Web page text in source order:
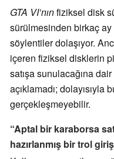
GTA VI’nınfiziksel disk
sürülmesinden birkaç ay
söylentiler dolaşıyor.
içeren fiziksel disklerin
satışa sunulacağına
açıklamadı; dolayısıyla
gerçekleşmeyebilir.
“Aptal bir karaborsa
hazırlanmış bir trol